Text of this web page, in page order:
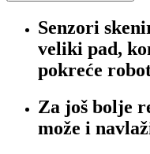
Senzori
veliki pad,
pokreće
Za još bolje
može i